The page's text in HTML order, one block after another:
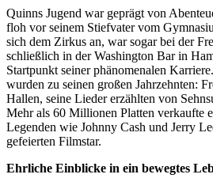
Quinns Jugend war geprägt von
floh vor seinem Stiefvater vom
sich dem Zirkus an, war sogar bei der
schließlich in der Washington Bar in
Startpunkt seiner phänomenalen
wurden zu seinen großen Jahrzehnten:
Hallen, seine Lieder erzählten von
Mehr als 60 Millionen Platten verkaufte
Legenden wie Johnny Cash und Jerry
gefeierten Filmstar.
Ehrliche Einblicke in ein bewegtes